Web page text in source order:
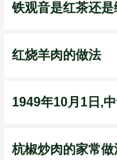
铁观音是红茶还是
红烧羊肉的做法
1949年10月1日,
杭椒炒肉的家常做